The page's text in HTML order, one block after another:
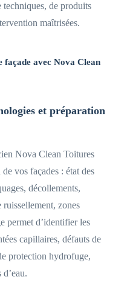
techniques, de produits
maîtrisées.
façade avec Nova Clean
et préparation
Nova Clean Toitures
vos façades : état des
décollements,
ruissellement, zones
permet d’identifier les
capillaires, défauts de
protection hydrofuge,